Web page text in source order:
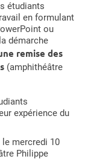
étudiants
en formulant
ou
démarche
remise des
(amphithéâtre
expérience du
le mercredi 10
Philippe